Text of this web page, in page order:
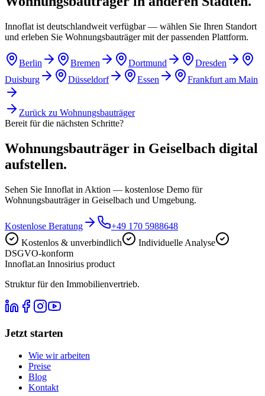
Innoflat ist deutschlandweit verfügbar — wählen Sie Ihren Standort
und erleben Sie Wohnungsbauträger mit der passenden Plattform.
Berlin Bremen Dortmund
Dresden
Duisburg
Düsseldorf Essen Frankfurt am Main
Zurück zu Wohnungsbauträger
Bereit für die nächsten Schritte?
Wohnungsbauträger in Geiselbach digital
aufstellen.
Sehen Sie Innoflat in Aktion — kostenlose Demo für
Wohnungsbauträger in Geiselbach und Umgebung.
Kostenlose Beratung
+49 170 5988648
Kostenlos & unverbindlich
Individuelle Analyse
DSGVO-konform
Innoflat.an Innosirius product
Struktur für den Immobilienvertrieb.
Jetzt starten
Wie wir arbeiten
Preise
Blog
Kontakt